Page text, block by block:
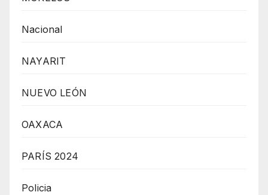
Nacional
NAYARIT
NUEVO LEÓN
OAXACA
PARÍS 2024
Policia